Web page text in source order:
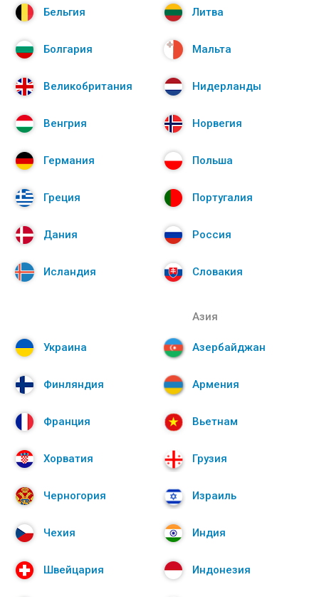
Бельгия
Болгария
Великобритания
Венгрия
Германия
Греция
Дания
Исландия
Литва
Мальта
Нидерланды
Норвегия
Польша
Португалия
Россия
Словакия
Украина
Финляндия
Франция
Хорватия
Черногория
Чехия
Швейцария
Азия
Азербайджан
Армения
Вьетнам
Грузия
Израиль
Индия
Индонезия